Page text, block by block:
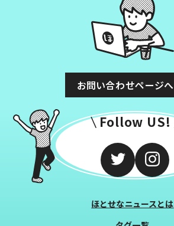
お問い合わせページへ
Follow US!
ほとせなニュースとは